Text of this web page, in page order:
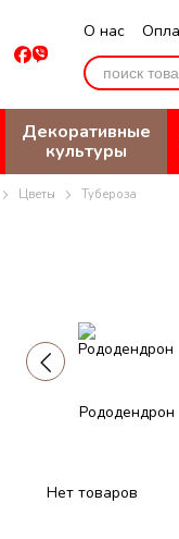
О нас
Отзывы о
Декоративные
культуры
Цветы Тубероза
Рододендрон
Нет товаров